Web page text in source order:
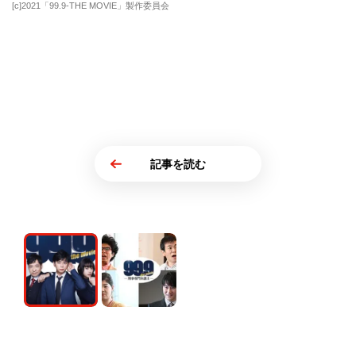
[c]2021「99.9-THE MOVIE」製作委員会
記事を読む